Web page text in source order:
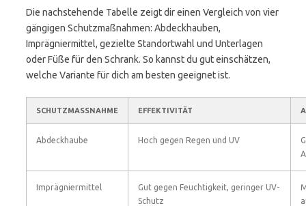
Die nachstehende Tabelle zeigt dir einen Vergleich von vier
gängigen Schutzmaßnahmen: Abdeckhauben,
Imprägniermittel, gezielte Standortwahl und Unterlagen
oder Füße für den Schrank. So kannst du gut einschätzen,
welche Variante für dich am besten geeignet ist.
SCHUTZMASSNAHME EFFEKTIVITÄT
Abdeckhaube Hoch gegen Regen und UV
Imprägniermittel
Gut gegen Feuchtigkeit, geringer UV-
Schutz